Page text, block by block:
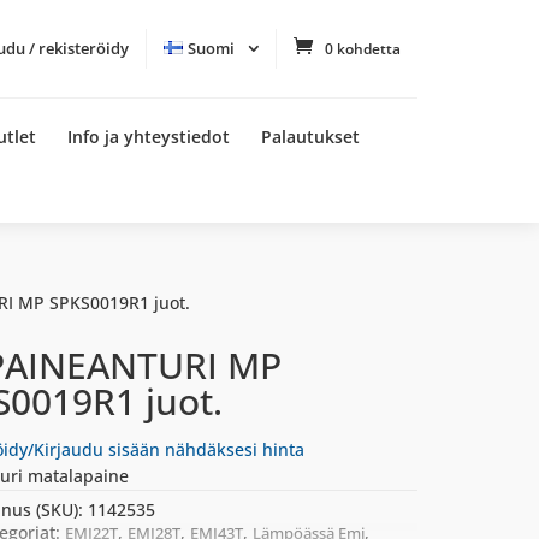
/ rekisteröidy Suomi 0 kohdetta
Info ja yhteystiedot Palautukset
MP SPKS0019R1 juot.
MP
juot.
Kirjaudu sisään nähdäksesi hinta
matalapaine
(SKU): 1142535
EMI22T, EMI28T, EMI43T, Lämpöässä Emi,